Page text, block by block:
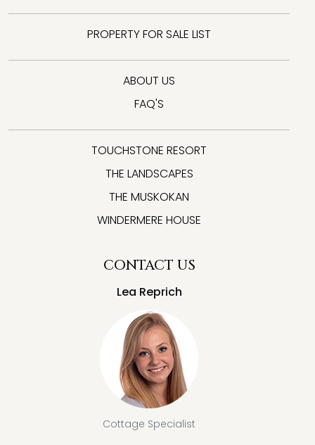
PROPERTY FOR SALE LIST
ABOUT US
FAQ'S
TOUCHSTONE RESORT
THE LANDSCAPES
THE MUSKOKAN
WINDERMERE HOUSE
CONTACT US
Lea Reprich
Cottage Specialist